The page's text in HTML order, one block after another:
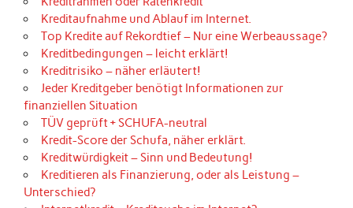
Kreditaufnahme und Ablauf im Internet.
Top Kredite auf Rekordtief – Nur eine Werbeaussage?
Kreditbedingungen – leicht erklärt!
Kreditrisiko – näher erläutert!
Jeder Kreditgeber benötigt Informationen zur
finanziellen Situation
TÜV geprüft + SCHUFA-neutral
Kredit-Score der Schufa, näher erklärt.
Kreditwürdigkeit – Sinn und Bedeutung!
Kreditieren als Finanzierung, oder als Leistung –
Unterschied?